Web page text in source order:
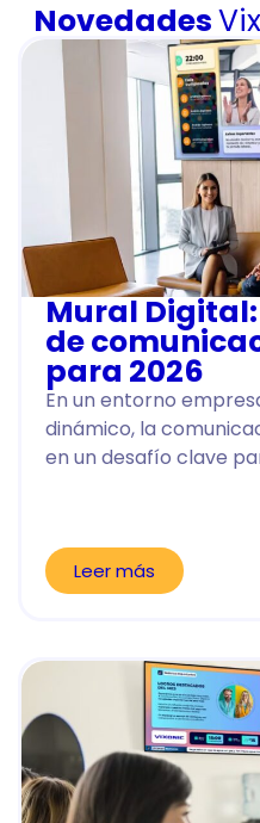
Novedades
Mural
de
para 2026
En un entorno
dinámico, la
en un desafío clave
Leer más